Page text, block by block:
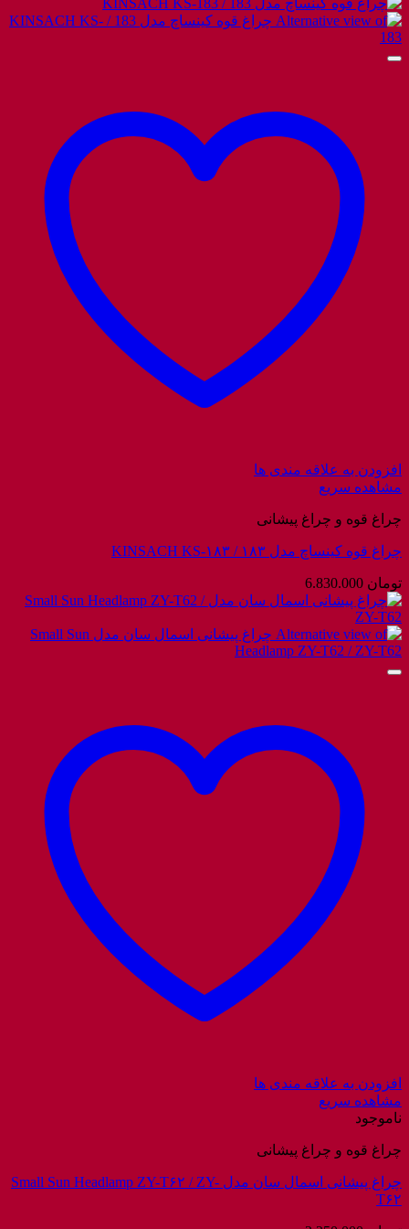
افزودن به علاقه مندی ها
مشاهده سریع
چراغ قوه و چراغ پیشانی
چراغ قوه کینساچ مدل ۱۸۳ / KINSACH KS-۱۸۳
تومان
افزودن به علاقه مندی ها
مشاهده سریع
ناموجود
چراغ قوه و چراغ پیشانی
چراغ پیشانی اسمال سان مدل Small Sun Headlamp ZY-T۶۲ / ZY-
T۶۲